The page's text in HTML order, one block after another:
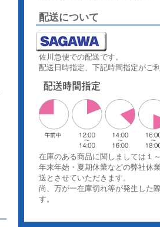
配送について
佐川急便での配送です。
配送日時指定、下記時間指定がご利
在庫のある商品に関しましては１
年末年始・夏期休業などの弊社休
送とさせていただきます。
尚、万が一在庫切れ等が発生した
す。